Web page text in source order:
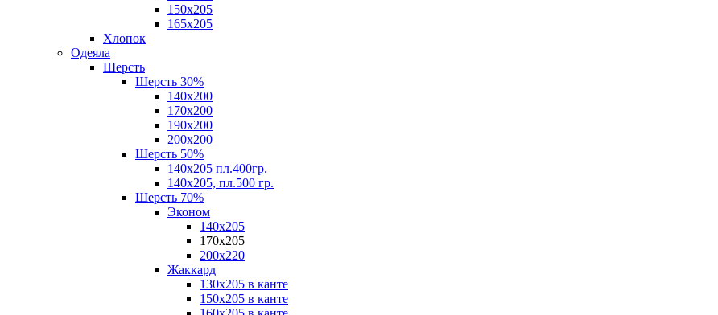
150х205
165х205
Хлопок
Одеяла
Шерсть
Шерсть 30%
140х200
170х200
190х200
200х200
Шерсть 50%
140х205 пл.400гр.
140х205, пл.500 гр.
Шерсть 70%
Эконом
140х205
170х205
200х220
Жаккард
130х205 в канте
150х205 в канте